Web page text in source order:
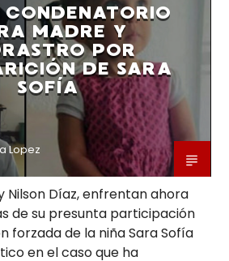
MADRE Y
POR
DE SARA
SOFÍA
Lopez
Nilson Díaz, enfrentan ahora
de su presunta participación
forzada de la niña Sara Sofía
en el caso que ha